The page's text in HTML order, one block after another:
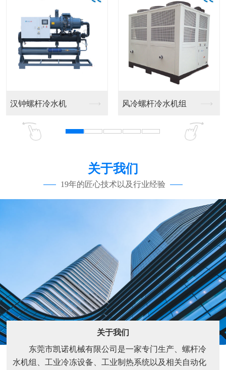
汉钟螺杆冷水机 风冷螺杆冷水机组
关于我们
19年的匠心技术以及行业经验
关于我们
东莞市凯诺机械有限公司是一家专门生产、螺杆冷
水机组、工业冷冻设备、工业制热系统以及相关自动化